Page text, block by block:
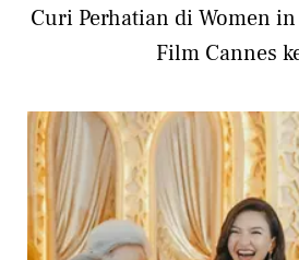
Curi Perhatian di Women
Film Cannes